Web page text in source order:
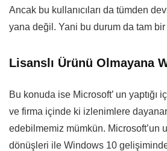
Ancak bu kullanıcıları da tümden
yana değil. Yani bu durum da tam
Lisanslı Ürünü Olmayana
Bu konuda ise Microsoft’ un yaptığı
ve firma içinde ki izlenimlere
edebilmemiz mümkün. Microsoft’un
dönüşleri ile Windows 10